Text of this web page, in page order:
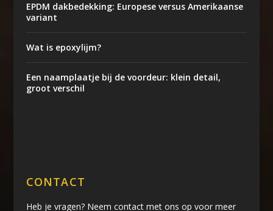
EPDM dakbedekking: Europese versus Amerikaanse
variant
Wat is epoxylijm?
Een naamplaatje bij de voordeur: klein detail,
groot verschil
CONTACT
Heb je vragen? Neem contact met ons op voor meer